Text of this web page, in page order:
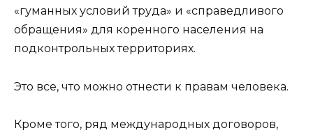
«гуманных условий труда» и «справедливого
обращения» для коренного населения на
подконтрольных территориях.
Это все, что можно отнести к правам человека.
Кроме того, ряд международных договоров,